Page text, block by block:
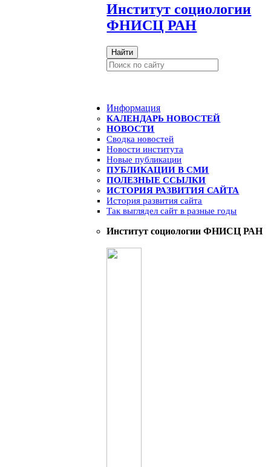
Институт социологии
ФНИСЦ РАН
Найти
Информация
КАЛЕНДАРЬ НОВОСТЕЙ
НОВОСТИ
Сводка новостей
Новости института
Новые публикации
ПУБЛИКАЦИИ В СМИ
ПОЛЕЗНЫЕ ССЫЛКИ
ИСТОРИЯ РАЗВИТИЯ САЙТА
История развития сайта
Так выглядел сайт в разные годы
Институт социологии ФНИСЦ РАН